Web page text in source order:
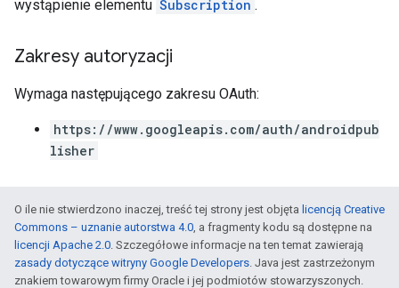
wystąpienie elementu Subscription .
Zakresy autoryzacji
Wymaga następującego zakresu OAuth:
https://www.googleapis.com/auth/androidpub
lisher
O ile nie stwierdzono inaczej, treść tej strony jest objęta licencją Creative
Commons – uznanie autorstwa 4.0, a fragmenty kodu są dostępne na
licencji Apache 2.0. Szczegółowe informacje na ten temat zawierają
zasady dotyczące witryny Google Developers. Java jest zastrzeżonym
znakiem towarowym firmy Oracle i jej podmiotów stowarzyszonych.